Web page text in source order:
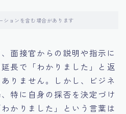
の面接戦略
する方法
ションを含む場合があります
面接官からの説明や指示に
長で「わかりました」と返
りません。しかし、ビジネ
特に自身の採否を決定づけ
かりました」という言葉は